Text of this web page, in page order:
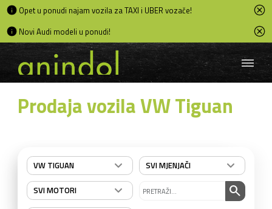
Opet u ponudi najam vozila za TAXI i UBER vozače!
Novi Audi modeli u ponudi!
Prodaja vozila VW Tiguan
VW TIGUAN SVI MJENJAČI
SVI MOTORI search